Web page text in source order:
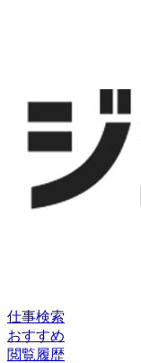
仕事検索
おすすめ
閲覧履歴